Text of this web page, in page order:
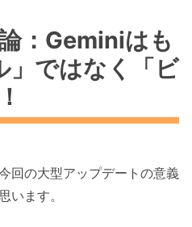
：Geminiはも
」ではなく「ビ
回の大型アップデートの意義
います。